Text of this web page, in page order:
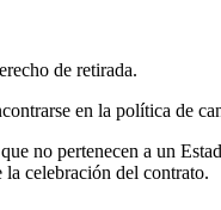
de retirada.
en la política de
no pertenecen a un
celebración del contrato.